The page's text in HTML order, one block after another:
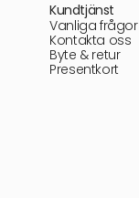
Kundtjänst
Vanliga frågor
Kontakta oss
Byte & retur
Presentkort